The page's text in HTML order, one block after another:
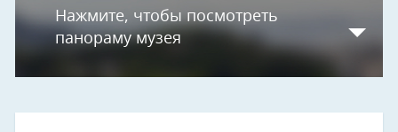
Нажмите, чтобы посмотреть
панораму музея